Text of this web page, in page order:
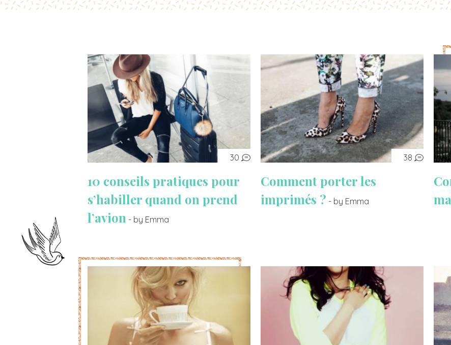
30
10 conseils pratiques pour
s’habiller quand on prend
l’avion - by Emma
38
Comment porter les
imprimés ? - by Emma